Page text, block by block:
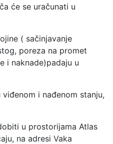
će se uračunati u
( sačinjavanje
poreza na promet
i naknade)padaju u
i nađenom stanju,
u prostorijama Atlas
na adresi Vaka